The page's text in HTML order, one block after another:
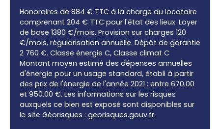
Honoraires de 884 € TTC à la charge du locataire
comprenant 204 € TTC pour l'état des lieux. Loyer
de base 1380 €/mois. Provision sur charges 120
€/mois, régularisation annuelle. Dépôt de garantie
2 760 €. Classe énergie C, Classe climat C
Montant moyen estimé des dépenses annuelles
d'énergie pour un usage standard, établi à partir
des prix de l'énergie de l'année 2021 : entre 670.00
et 950.00 €. Les informations sur les risques
auxquels ce bien est exposé sont disponibles sur
le site Géorisques : georisques.gouv.fr.